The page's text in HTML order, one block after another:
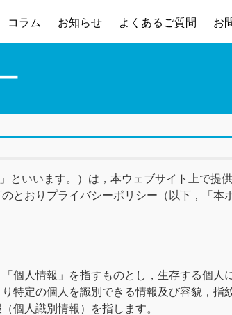
コラム お知らせ よくあるご質問 お
といいます。）は，本ウェブサイト上で提
とおりプライバシーポリシー（以下，「本
個人情報」を指すものとし，生存する個
特定の個人を識別できる情報及び容貌，
個人識別情報）を指します。